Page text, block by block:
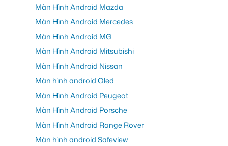
Màn Hình Android Mazda
Màn Hình Android Mercedes
Màn Hình Android MG
Màn Hình Android Mitsubishi
Màn Hình Android Nissan
Màn hình android Oled
Màn Hình Android Peugeot
Màn Hình Android Porsche
Màn Hình Android Range Rover
Màn hình android Safeview